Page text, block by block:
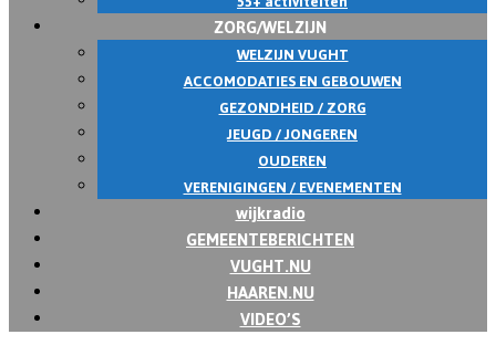
ZORG/WELZIJN
WELZIJN VUGHT
ACCOMODATIES EN GEBOUWEN
GEZONDHEID / ZORG
JEUGD / JONGEREN
OUDEREN
VERENIGINGEN / EVENEMENTEN
wijkradio
GEMEENTEBERICHTEN
VUGHT.NU
HAAREN.NU
VIDEO’S